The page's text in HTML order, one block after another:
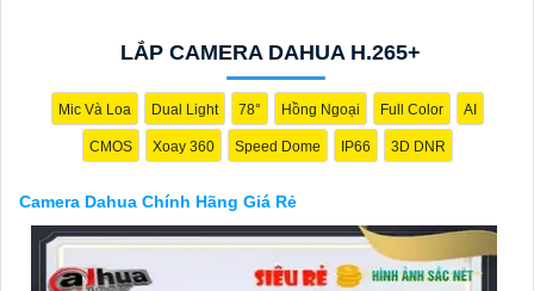
có thể tham khảo trên các website thương mại điện tử hoặc tại
các cửa hàng điện tử.
Hy vọng rằng những thông tin trên sẽ giúp bạn chọn lựa được
Camera Dahua chính hãng, giá rẻ và chất lượng. Nếu bạn có
thêm câu hỏi hoặc cần tư vấn thêm, đừng ngần ngại để lại Cung
cấp cho công trình biết.
LẮP CAMERA DAHUA H.265+
Mic Và Loa Dual Light 78° Hồng Ngoại Full Color AI
CMOS Xoay 360 Speed Dome IP66 3D DNR
Camera Dahua Chính Hãng Giá Rẻ